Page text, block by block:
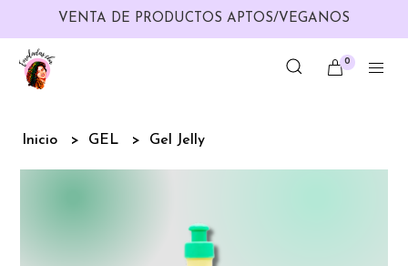
VENTA DE PRODUCTOS APTOS/VEGANOS
0
Inicio GEL Gel Jelly